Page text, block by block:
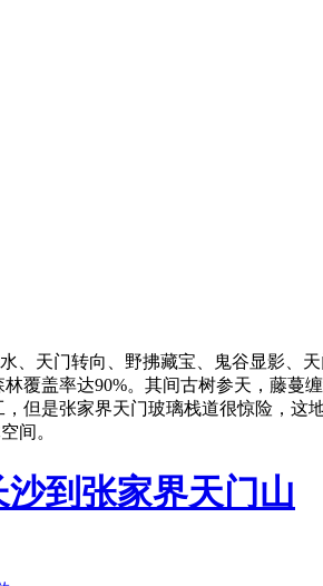
、天门转向、野拂藏宝、鬼谷显影、
覆盖率达90%。其间古树参天，藤蔓
但是张家界天门玻璃栈道很惊险，这
间。
沙到张家界天门山